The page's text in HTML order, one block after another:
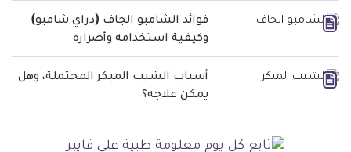
فوائد الشامبو الجاف (دراي شامبو)
وكيفية استخدامه وأضراره
أسباب الشيب المبكر المحتملة، وهل
يمكن علاجه؟